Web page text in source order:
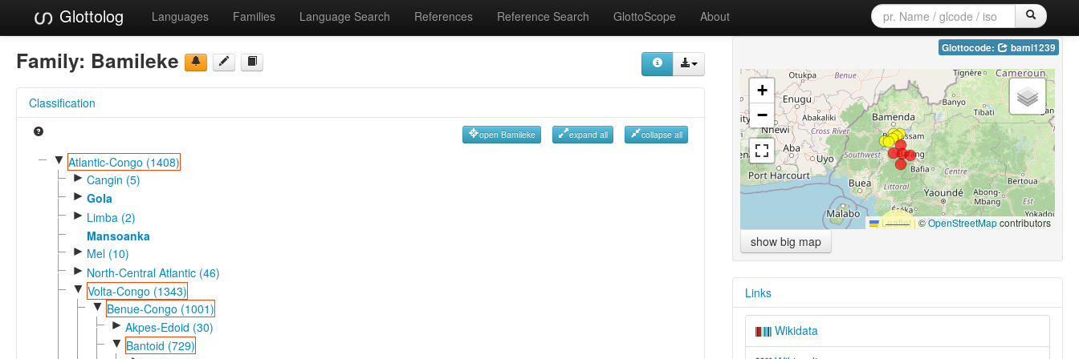
Glottolog Languages Families Language Search References Reference Search GlottoScope About
Family: Bamileke
Classification
open Bamileke expand all collapse all
▼ Atlantic-Congo (1408)
► Cangin (5)
► Gola
► Limba (2)
Mansoanka
► Mel (10)
► North-Central Atlantic (46)
▼ Volta-Congo (1343)
▼ Benue-Congo (1001)
► Akpes-Edoid (30)
▼ Bantoid (729)
Glottocode: bami1239
+
−
Leaflet|©OpenStreetMapcontributors
show big map
Links
Wikidata